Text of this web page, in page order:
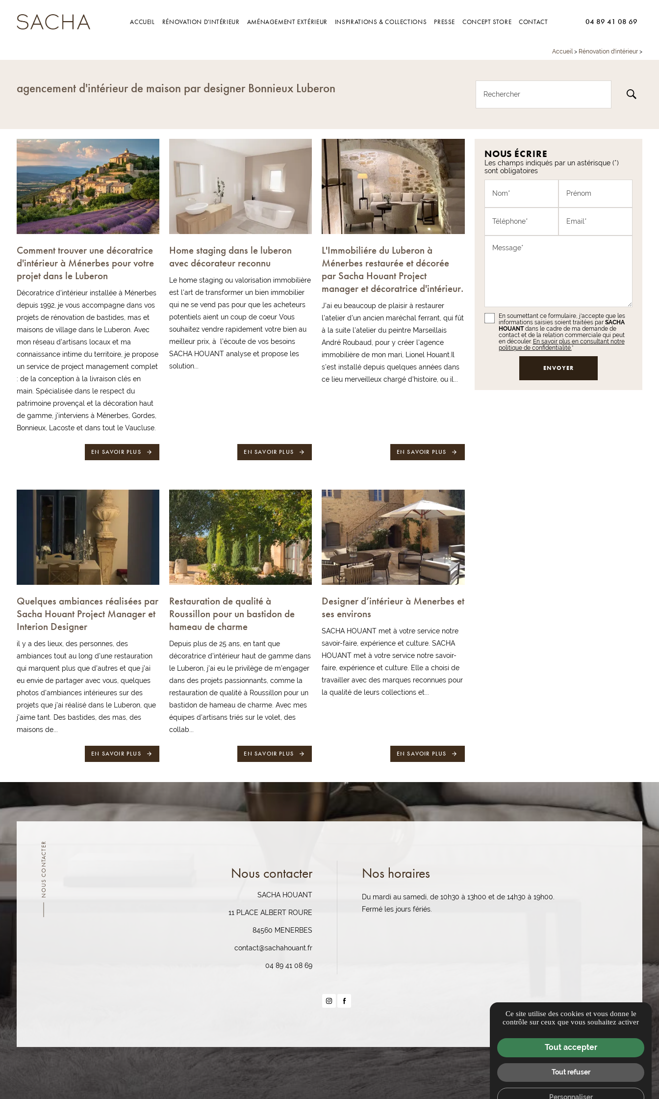
ACCUEIL RÉNOVATION D'INTÉRIEUR AMÉNAGEMENT EXTÉRIEUR INSPIRATIONS & COLLECTIONS PRESSE CONCEPT STORE CONTACT 04 89 41 08 69
Accueil> Rénovation d'intérieur>
agencement d'intérieur de maison par designer Bonnieux Luberon Rechercher
Comment trouver une décoratrice
d'intérieur à Ménerbes pour votre
projet dans le Luberon
Décoratrice d'intérieur installée à Ménerbes
depuis 1992, je vous accompagne dans vos
projets de rénovation de bastides, mas et
maisons de village dans le Luberon. Avec
mon réseau d'artisans locaux et ma
connaissance intime du territoire, je propose
un service de project management complet
: de la conception à la livraison clés en
main. Spécialisée dans le respect du
patrimoine provençal et la décoration haut
de gamme, j'interviens à Ménerbes, Gordes,
Bonnieux, Lacoste et dans tout le Vaucluse.
EN SAVOIR PLUS
Home staging dans le luberon
avec décorateur reconnu
Le home staging ou valorisation immobilière
est l'art de transformer un bien immobilier
qui ne se vend pas pour que les acheteurs
potentiels aient un coup de coeur Vous
souhaitez vendre rapidement votre bien au
meilleur prix, à l’écoute de vos besoins
SACHA HOUANT analyse et propose les
solution...
EN SAVOIR PLUS
L'Immobiliére du Luberon à
Ménerbes restaurée et décorée
par Sacha Houant Project
manager et décoratrice d'intérieur.
J'ai eu beaucoup de plaisir à restaurer
l'atelier d'un ancien maréchal ferrant, qui fût
à la suite l'atelier du peintre Marseillais
André Roubaud, pour y créer l'agence
immobilière de mon mari, Lionel Houant.Il
s'est installé depuis quelques années dans
ce lieu merveilleux chargé d'histoire, ou il...
EN SAVOIR PLUS
Quelques ambiances réalisées par
Sacha Houant Project Manager et
Interion Designer
il y a des lieux, des personnes, des
ambiances tout au long d'une restauration
qui marquent plus que d'autres et que j'ai
eu envie de partager avec vous, quelques
photos d'ambiances intérieures sur des
projets que j'ai réalisé dans le Luberon, que
j'aime tant. Des bastides, des mas, des
maisons de...
EN SAVOIR PLUS
Restauration de qualité à
Roussillon pour un bastidon de
hameau de charme
Depuis plus de 25 ans, en tant que
décoratrice d'intérieur haut de gamme dans
le Luberon, j'ai eu le privilège de m'engager
dans des projets passionnants, comme la
restauration de qualité à Roussillon pour un
bastidon de hameau de charme. Avec mes
équipes d'artisans triés sur le volet, des
collab...
EN SAVOIR PLUS
Designer d’intérieur à Menerbes et
ses environs
SACHA HOUANT met à votre service notre
savoir-faire, expérience et culture. SACHA
HOUANT met à votre service notre savoir-
faire, expérience et culture. Elle a choisi de
travailler avec des marques reconnues pour
la qualité de leurs collections et...
EN SAVOIR PLUS
NOUS ÉCRIRE
Les champs indiqués par un astérisque (*)
sont obligatoires
Nom* Prénom
Téléphone* Email*
Message*
En soumettant ce formulaire, j'accepte que les
informations saisies soient traitées par SACHA
HOUANTdans le cadre de ma demande de
contact et de la relation commerciale qui peut
en découler. En savoir plus en consultant notre
politique de confidentialité.*
NOUS CONTACTER Nous contacter
SACHA HOUANT
11 PLACE ALBERT ROURE
84560 MENERBES
contact@sachahouant.fr
04 89 41 08 69
Nos horaires
Du mardi au samedi, de 10h30 à 13h00 et de 14h30 à 19h00.
Fermé les jours fériés.
Ce site utilise des cookies et vous donne le
contrôle sur ceux que vous souhaitez activer
Tout accepter
Tout refuser
Personnaliser